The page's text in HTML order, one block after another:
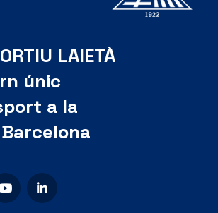
LAIETÀ
únic
a la